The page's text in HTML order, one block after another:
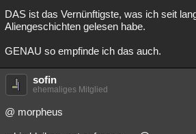
DAS ist das Vernünftigste, was ich seit
Aliengeschichten gelesen habe.
GENAU so empfinde ich das auch.
sofin
ehemaliges Mitglied
@ morpheus